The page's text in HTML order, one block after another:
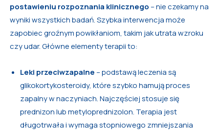
postawieniu rozpoznania klinicznego – nie czekamy na
wyniki wszystkich badań. Szybka interwencja może
zapobiec groźnym powikłaniom, takim jak utrata wzroku
czy udar. Główne elementy terapii to:
Leki przeciwzapalne – podstawą leczenia są
glikokortykosteroidy, które szybko hamują proces
zapalny w naczyniach. Najczęściej stosuje się
prednizon lub metyloprednizolon. Terapia jest
długotrwała i wymaga stopniowego zmniejszania